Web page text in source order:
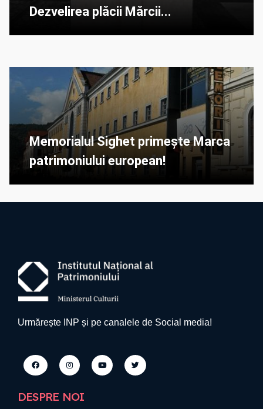
Dezvelirea plăcii Mărcii...
Memorialul Sighet primește Marca
patrimoniului european!
Urmărește INP și pe canalele de Social media!
DESPRE NOI